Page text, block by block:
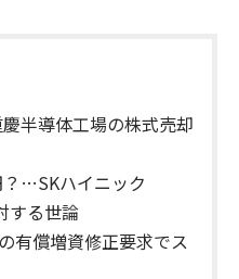
半導体工場の株式売却
…SKハイニック
する世論
有償増資修正要求でス